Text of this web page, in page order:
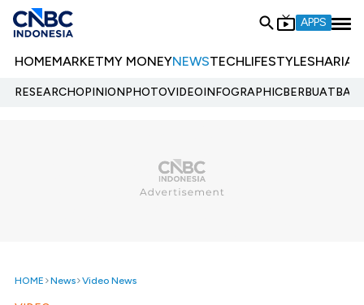
APPS
HOMEMARKETMY MONEYNEWSTECHLIFESTYLESHARIA
RESEARCHOPINIONPHOTOVIDEOINFOGRAPHIC
HOME News Video News